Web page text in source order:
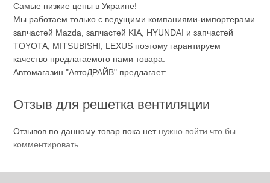
Самые низкие цены в Украине!
Мы работаем только с ведущими компаниями-импортерами
запчастей Mazda, запчастей KIA, HYUNDAI и запчастей
TOYOTA, MITSUBISHI, LEXUS поэтому гарантируем
качество предлагаемого нами товара.
Автомагазин "АвтоДРАЙВ" предлагает:
Отзыв для решетка вентиляции
Отзывов по данному товар пока нет нужно войти что бы
комментировать